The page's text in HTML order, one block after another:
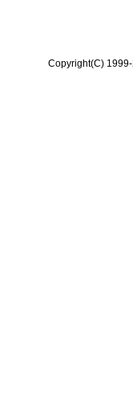
Copyright(C)